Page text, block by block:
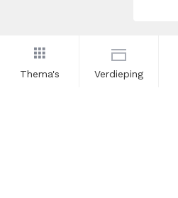
Thema's Verdieping